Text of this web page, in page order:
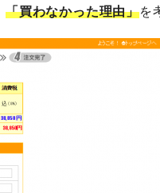
「買わなかった理由」を